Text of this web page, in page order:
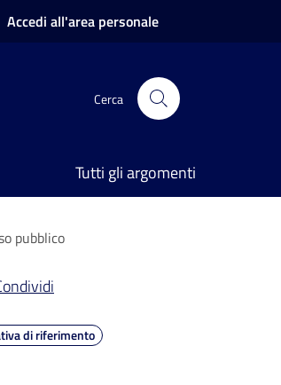
Accedi all'area personale
Cerca
Tutti gli argomenti
pubblico
di riferimento